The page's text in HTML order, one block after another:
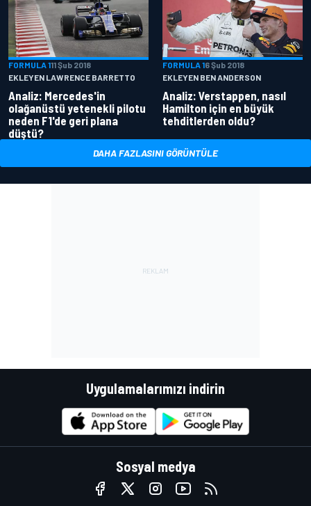
FORMULA 111 Şub 2018
EKLEYEN LAWRENCE BARRETTO
Analiz: Mercedes'in
olağanüstü yetenekli pilotu
neden F1'de geri plana
düştü?
FORMULA 16 Şub 2018
EKLEYEN BEN ANDERSON
Analiz: Verstappen, nasıl
Hamilton için en büyük
tehditlerden oldu?
DAHA FAZLASINI GÖRÜNTÜLE
Uygulamalarımızı indirin
Sosyal medya